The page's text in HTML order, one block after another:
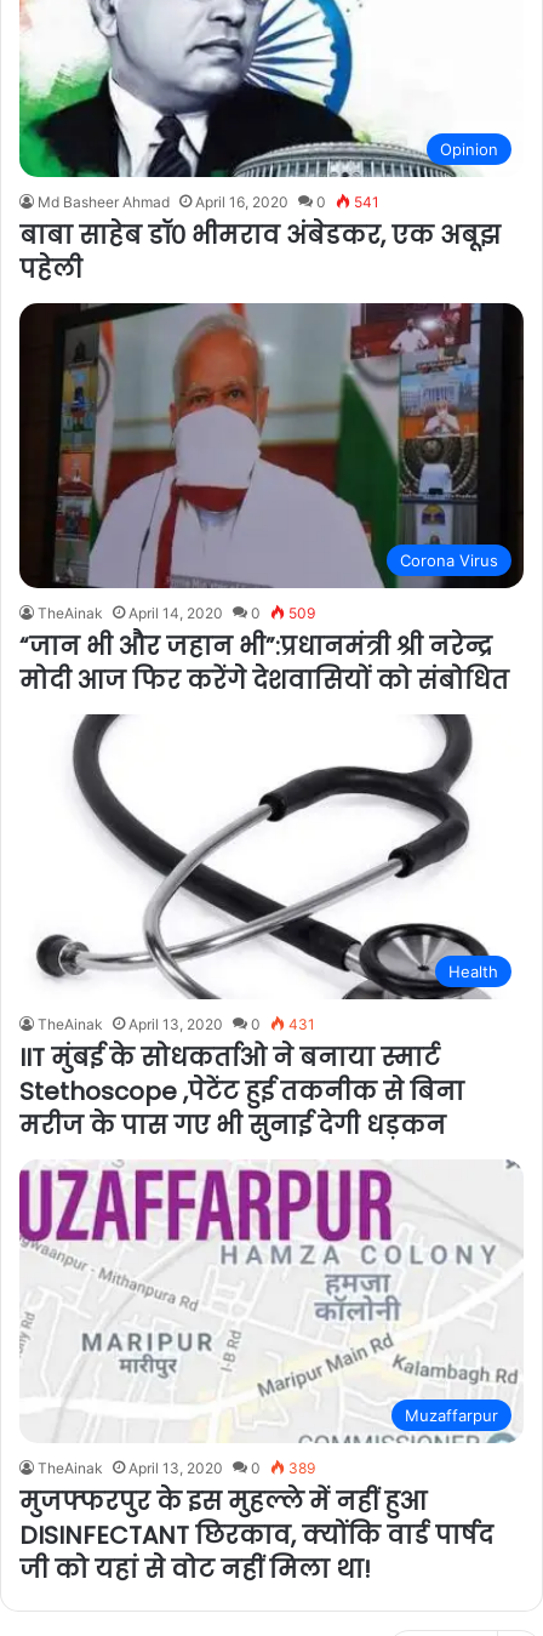
Opinion
Md Basheer Ahmad April 16, 2020 0 541
बाबा साहेब डॉ० भीमराव अंबेडकर, एक अबूझ
पहेली
Corona Virus
TheAinak April 14, 2020 0 509
“जान भी और जहान भी”:प्रधानमंत्री श्री नरेन्द्र
मोदी आज फिर करेंगे देशवासियों को संबोधित
Health
TheAinak April 13, 2020 0 431
IIT मुंबई के सोधकर्ताओ ने बनाया स्मार्ट
Stethoscope ,पेटेंट हुई तकनीक से बिना
मरीज के पास गए भी सुनाई देगी धड़कन
Muzaffarpur
TheAinak April 13, 2020 0 389
मुजफ्फरपुर के इस मुहल्ले में नहीं हुआ
DISINFECTANT छिरकाव, क्योंकि वार्ड पार्षद
जी को यहां से वोट नहीं मिला था!